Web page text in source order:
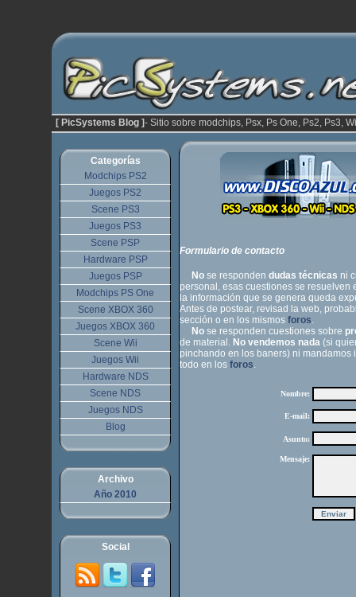
[ PicSystems Blog ]- Sitio sobre modchips, Psx, Ps One, Ps2, Ps3,
Categorías
Modchips PS2
Juegos PS2
Scene PS3
Juegos PS3
Scene PSP
Hardware PSP
Juegos PSP
Modchips PS One
Scene XBOX 360
Juegos XBOX 360
Scene Wii
Juegos Wii
Hardware NDS
Scene NDS
Juegos NDS
Blog
Archivo
Año 2010
Social
Formulario de contacto
No se responden dudas técnicas ni
personal, esas cuestiones se resuelven
la información que se genera queda
Antes de postear, revisad la web,
sección o en los mismos foros.
No se responden cuestiones sobre
de material. No vendemos nada (si
pinchando en los baners) ni
todo en los foros.